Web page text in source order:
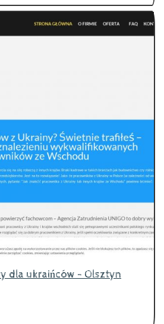
dla ukraińców - Olsztyn